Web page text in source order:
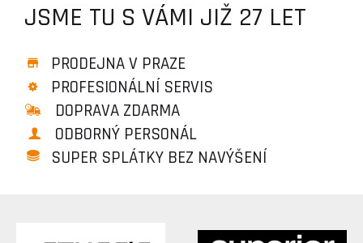
JSME TU S VÁMI JIŽ 27 LET
PRODEJNA V PRAZE
PROFESIONÁLNÍ SERVIS
DOPRAVA ZDARMA
ODBORNÝ PERSONÁL
SUPER SPLÁTKY BEZ NAVÝŠENÍ